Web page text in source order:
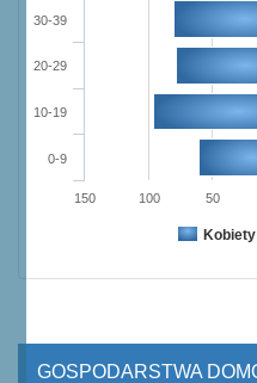
Kobiety
0-9
10-19
20-29
30-39
150 100 50
GOSPODARSTWA